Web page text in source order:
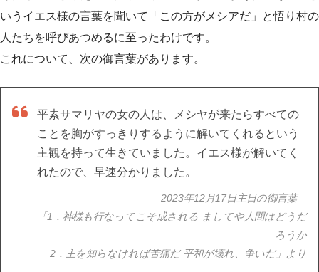
いうイエス様の言葉を聞いて「この方がメシアだ」と悟り村の
人たちを呼びあつめるに至ったわけです。
これについて、次の御言葉があります。
平素サマリヤの女の人は、メシヤが来たらすべての
ことを胸がすっきりするように解いてくれるという
主観を持って生きていました。イエス様が解いてく
れたので、早速分かりました。
2023年12月17日主日の御言葉
「1．神様も行なってこそ成される ましてや人間はどうだ
ろうか
2．主を知らなければ苦痛だ 平和が壊れ、争いだ」より